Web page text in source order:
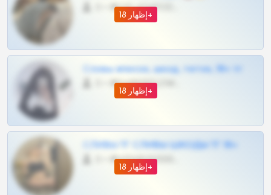
إظهار 18+
إظهار 18+
Сливы вписок, шкод, теток, 18+ тг
إظهار 18+
СЛИВЫ ТГ СЛИВЫ ШКОДЫ ТГ 18+